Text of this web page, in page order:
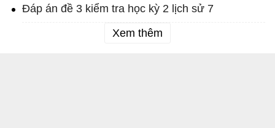
Đáp án đề 3 kiểm tra học kỳ 2 lịch sử 7
Xem thêm